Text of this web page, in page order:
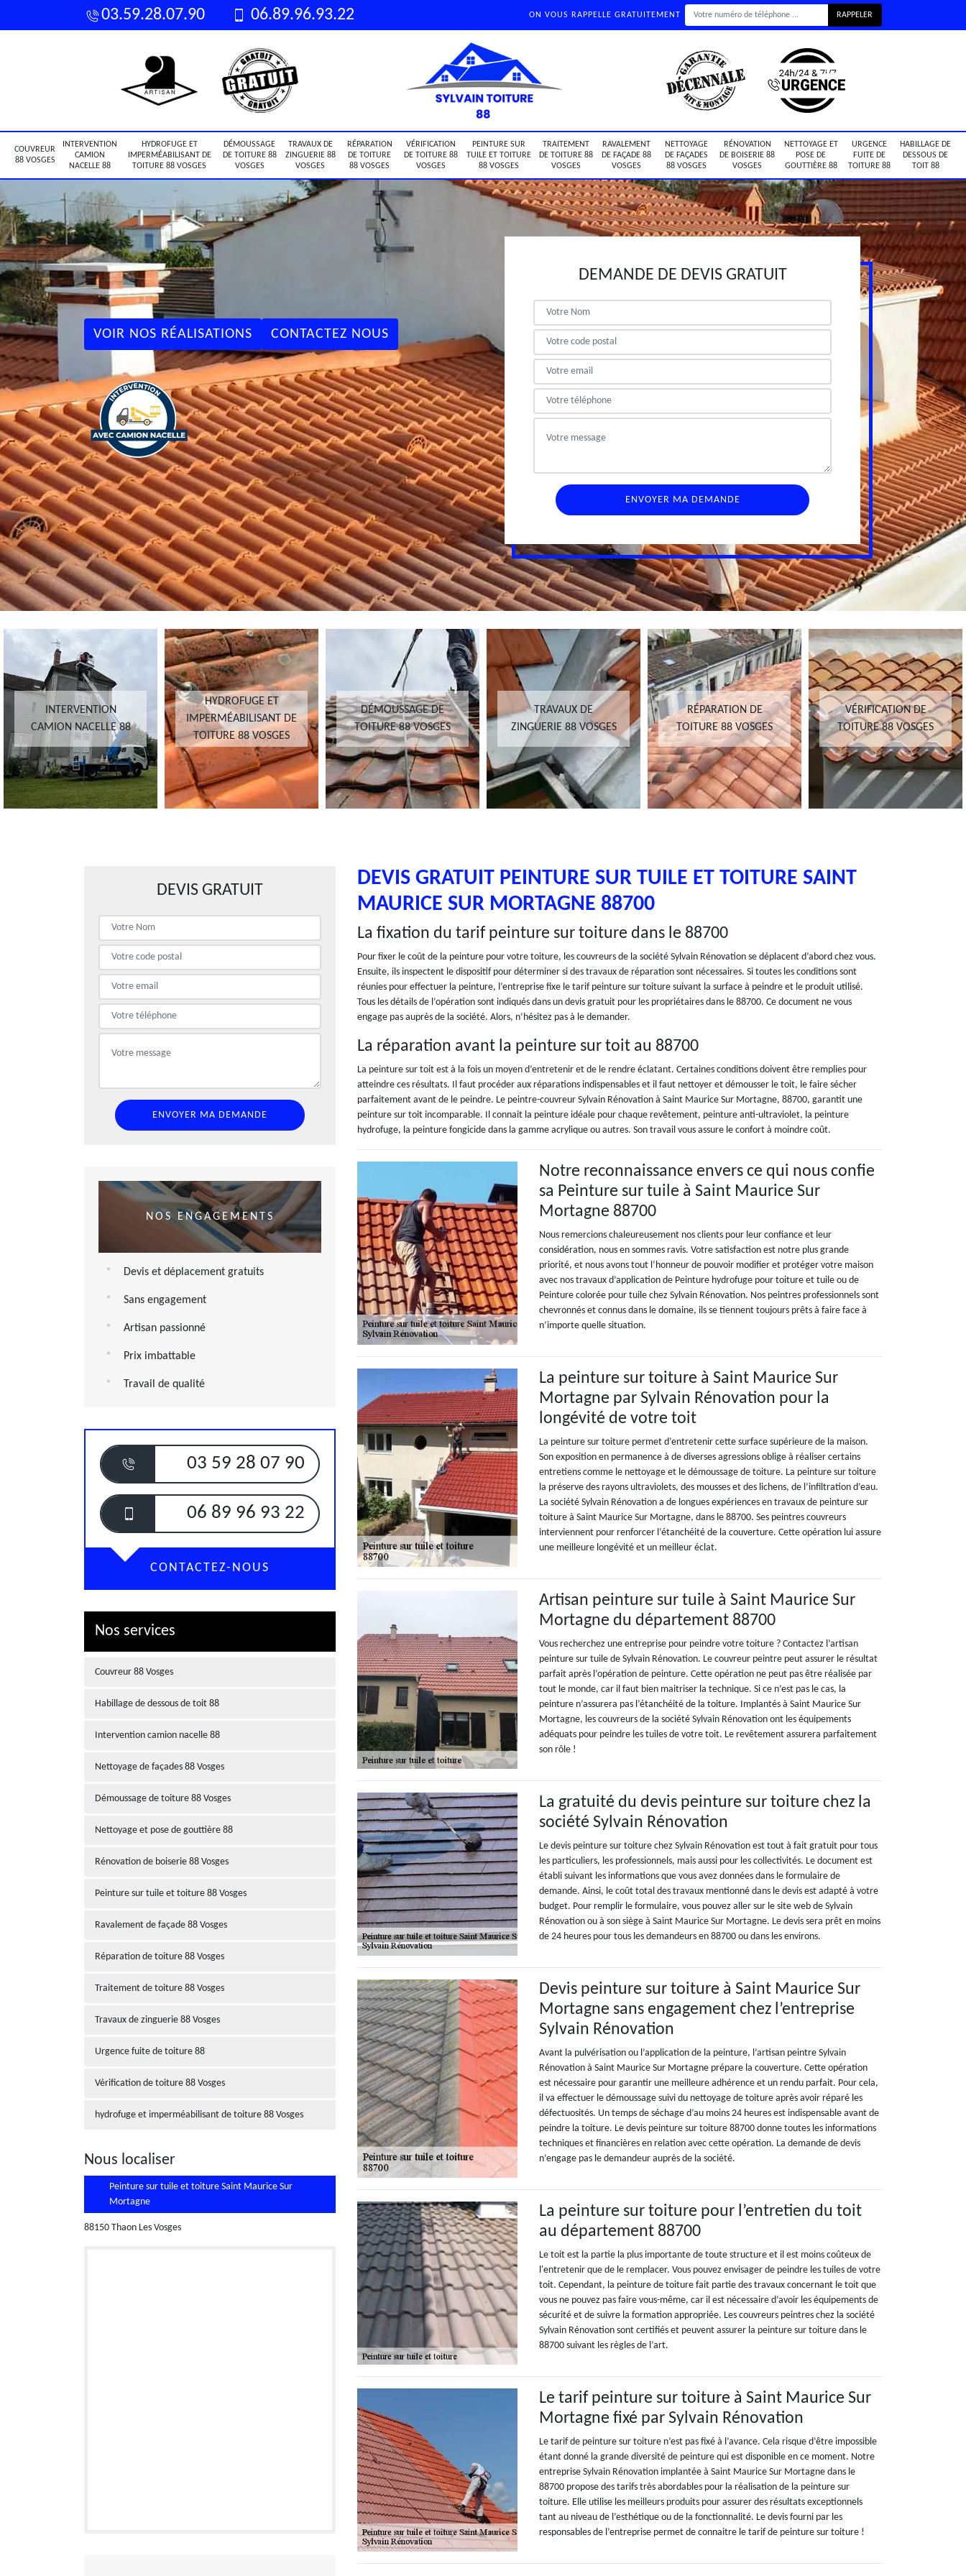
03.59.28.07.90 06.89.96.93.22 ON VOUS RAPPELLE GRATUITEMENT
COUVREUR
88 VOSGES
INTERVENTION
CAMION
NACELLE 88
HYDROFUGE ET
IMPERMÉABILISANT DE
TOITURE 88 VOSGES
DÉMOUSSAGE
DE TOITURE 88
VOSGES
TRAVAUX DE
ZINGUERIE 88
VOSGES
RÉPARATION
DE TOITURE
88 VOSGES
VÉRIFICATION
DE TOITURE 88
VOSGES
PEINTURE SUR
TUILE ET TOITURE
88 VOSGES
TRAITEMENT
DE TOITURE 88
VOSGES
RAVALEMENT
DE FAÇADE 88
VOSGES
NETTOYAGE
DE FAÇADES
88 VOSGES
RÉNOVATION
DE BOISERIE 88
VOSGES
NETTOYAGE ET
POSE DE
GOUTTIÈRE 88
URGENCE
FUITE DE
TOITURE 88
HABILLAGE DE
DESSOUS DE
TOIT 88
VOIR NOS RÉALISATIONS CONTACTEZ NOUS
DEMANDE DE DEVIS GRATUIT
INTERVENTION
CAMION NACELLE 88
HYDROFUGE ET
IMPERMÉABILISANT DE
TOITURE 88 VOSGES
DÉMOUSSAGE DE
TOITURE 88 VOSGES
TRAVAUX DE
ZINGUERIE 88 VOSGES
RÉPARATION DE
TOITURE 88 VOSGES
VÉRIFICATION DE
TOITURE 88 VOSGES
DEVIS GRATUIT
NOS ENGAGEMENTS
Devis et déplacement gratuits
Sans engagement
Artisan passionné
Prix imbattable
Travail de qualité
03 59 28 07 90
06 89 96 93 22
CONTACTEZ-NOUS
Nos services
Couvreur 88 Vosges
Habillage de dessous de toit 88
Intervention camion nacelle 88
Nettoyage de façades 88 Vosges
Démoussage de toiture 88 Vosges
Nettoyage et pose de gouttière 88
Rénovation de boiserie 88 Vosges
Peinture sur tuile et toiture 88 Vosges
Ravalement de façade 88 Vosges
Réparation de toiture 88 Vosges
Traitement de toiture 88 Vosges
Travaux de zinguerie 88 Vosges
Urgence fuite de toiture 88
Vérification de toiture 88 Vosges
hydrofuge et imperméabilisant de toiture 88 Vosges
Nous localiser
Peinture sur tuile et toiture Saint Maurice Sur
Mortagne
88150 Thaon Les Vosges
DEVIS GRATUIT PEINTURE SUR TUILE ET TOITURE SAINT
MAURICE SUR MORTAGNE 88700
La fixation du tarif peinture sur toiture dans le 88700
Pour fixer le coût de la peinture pour votre toiture, les couvreurs de la société Sylvain Rénovation se déplacent d’abord chez vous.
Ensuite, ils inspectent le dispositif pour déterminer si des travaux de réparation sont nécessaires. Si toutes les conditions sont
réunies pour effectuer la peinture, l’entreprise fixe le tarif peinture sur toiture suivant la surface à peindre et le produit utilisé.
Tous les détails de l’opération sont indiqués dans un devis gratuit pour les propriétaires dans le 88700. Ce document ne vous
engage pas auprès de la société. Alors, n’hésitez pas à le demander.
La réparation avant la peinture sur toit au 88700
La peinture sur toit est à la fois un moyen d’entretenir et de le rendre éclatant. Certaines conditions doivent être remplies pour
atteindre ces résultats. Il faut procéder aux réparations indispensables et il faut nettoyer et démousser le toit, le faire sécher
parfaitement avant de le peindre. Le peintre-couvreur Sylvain Rénovation à Saint Maurice Sur Mortagne, 88700, garantit une
peinture sur toit incomparable. Il connait la peinture idéale pour chaque revêtement, peinture anti-ultraviolet, la peinture
hydrofuge, la peinture fongicide dans la gamme acrylique ou autres. Son travail vous assure le confort à moindre coût.
Notre reconnaissance envers ce qui nous confie
sa Peinture sur tuile à Saint Maurice Sur
Mortagne 88700
Nous remercions chaleureusement nos clients pour leur confiance et leur
considération, nous en sommes ravis. Votre satisfaction est notre plus grande
priorité, et nous avons tout l’honneur de pouvoir modifier et protéger votre maison
avec nos travaux d’application de Peinture hydrofuge pour toiture et tuile ou de
Peinture colorée pour tuile chez Sylvain Rénovation. Nos peintres professionnels sont
chevronnés et connus dans le domaine, ils se tiennent toujours prêts à faire face à
n’importe quelle situation.
La peinture sur toiture à Saint Maurice Sur
Mortagne par Sylvain Rénovation pour la
longévité de votre toit
La peinture sur toiture permet d’entretenir cette surface supérieure de la maison.
Son exposition en permanence à de diverses agressions oblige à réaliser certains
entretiens comme le nettoyage et le démoussage de toiture. La peinture sur toiture
la préserve des rayons ultraviolets, des mousses et des lichens, de l’infiltration d’eau.
La société Sylvain Rénovation a de longues expériences en travaux de peinture sur
toiture à Saint Maurice Sur Mortagne, dans le 88700. Ses peintres couvreurs
interviennent pour renforcer l’étanchéité de la couverture. Cette opération lui assure
une meilleure longévité et un meilleur éclat.
Artisan peinture sur tuile à Saint Maurice Sur
Mortagne du département 88700
Vous recherchez une entreprise pour peindre votre toiture ? Contactez l’artisan
peinture sur tuile de Sylvain Rénovation. Le couvreur peintre peut assurer le résultat
parfait après l’opération de peinture. Cette opération ne peut pas être réalisée par
tout le monde, car il faut bien maitriser la technique. Si ce n’est pas le cas, la
peinture n’assurera pas l’étanchéité de la toiture. Implantés à Saint Maurice Sur
Mortagne, les couvreurs de la société Sylvain Rénovation ont les équipements
adéquats pour peindre les tuiles de votre toit. Le revêtement assurera parfaitement
son rôle !
La gratuité du devis peinture sur toiture chez la
société Sylvain Rénovation
Le devis peinture sur toiture chez Sylvain Rénovation est tout à fait gratuit pour tous
les particuliers, les professionnels, mais aussi pour les collectivités. Le document est
établi suivant les informations que vous avez données dans le formulaire de
demande. Ainsi, le coût total des travaux mentionné dans le devis est adapté à votre
budget. Pour remplir le formulaire, vous pouvez aller sur le site web de Sylvain
Rénovation ou à son siège à Saint Maurice Sur Mortagne. Le devis sera prêt en moins
de 24 heures pour tous les demandeurs en 88700 ou dans les environs.
Devis peinture sur toiture à Saint Maurice Sur
Mortagne sans engagement chez l’entreprise
Sylvain Rénovation
Avant la pulvérisation ou l’application de la peinture, l’artisan peintre Sylvain
Rénovation à Saint Maurice Sur Mortagne prépare la couverture. Cette opération
est nécessaire pour garantir une meilleure adhérence et un rendu parfait. Pour cela,
il va effectuer le démoussage suivi du nettoyage de toiture après avoir réparé les
défectuosités. Un temps de séchage d’au moins 24 heures est indispensable avant de
peindre la toiture. Le devis peinture sur toiture 88700 donne toutes les informations
techniques et financières en relation avec cette opération. La demande de devis
n’engage pas le demandeur auprès de la société.
La peinture sur toiture pour l’entretien du toit
au département 88700
Le toit est la partie la plus importante de toute structure et il est moins coûteux de
l'entretenir que de le remplacer. Vous pouvez envisager de peindre les tuiles de votre
toit. Cependant, la peinture de toiture fait partie des travaux concernant le toit que
vous ne pouvez pas faire vous-même, car il est nécessaire d’avoir les équipements de
sécurité et de suivre la formation appropriée. Les couvreurs peintres chez la société
Sylvain Rénovation sont certifiés et peuvent assurer la peinture sur toiture dans le
88700 suivant les règles de l’art.
Le tarif peinture sur toiture à Saint Maurice Sur
Mortagne fixé par Sylvain Rénovation
Le tarif de peinture sur toiture n’est pas fixé à l’avance. Cela risque d’être impossible
étant donné la grande diversité de peinture qui est disponible en ce moment. Notre
entreprise Sylvain Rénovation implantée à Saint Maurice Sur Mortagne dans le
88700 propose des tarifs très abordables pour la réalisation de la peinture sur
toiture. Elle utilise les meilleurs produits pour assurer des résultats exceptionnels
tant au niveau de l’esthétique ou de la fonctionnalité. Le devis fourni par les
responsables de l’entreprise permet de connaitre le tarif de peinture sur toiture !